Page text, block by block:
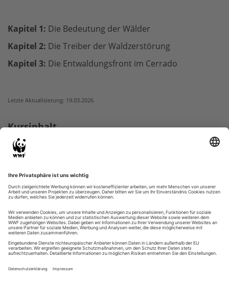
Kapitel 1: Die Bedeutung der Wälder
Kapitel 2: Die Treiber der Waldzerstörung
Kapitel 3: Die Entwaldungsfront im Cerrado
Letzte Aktualisierung: 19.03.2026
Kursinhalt
Kurs starten
Feedback
WWF-Zertifikat